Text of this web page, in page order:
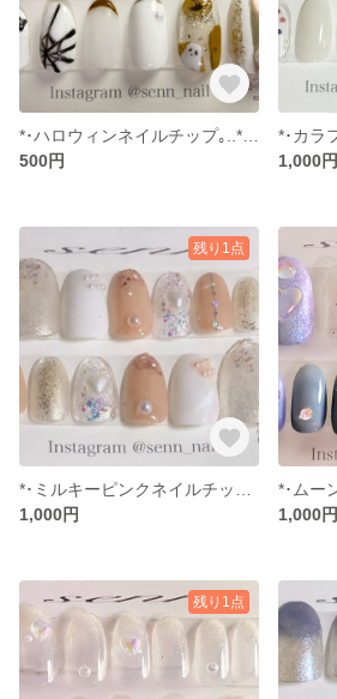
500円
1,000円
残り1点
1,000円
1,000円
残り1点